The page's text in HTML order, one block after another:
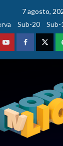
7 agosto,
Sub-20 Sub-
YoutubeFacebook